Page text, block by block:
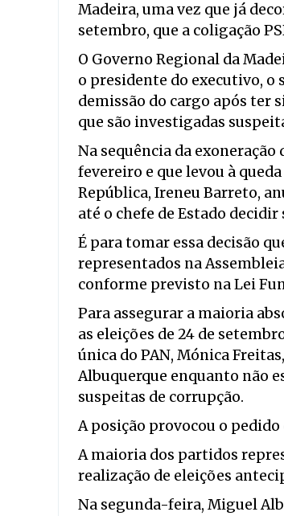
Madeira, uma vez que já
setembro, que a coligação
O Governo Regional da
o presidente do executivo,
demissão do cargo após ter
que são investigadas
Na sequência da
fevereiro e que levou à
República, Ireneu Barreto,
até o chefe de Estado
É para tomar essa decisão
representados na
conforme previsto na Lei
Para assegurar a maioria
as eleições de 24 de
única do PAN, Mónica
Albuquerque enquanto não
suspeitas de corrupção.
A posição provocou o
A maioria dos partidos
realização de eleições
Na segunda-feira, Miguel